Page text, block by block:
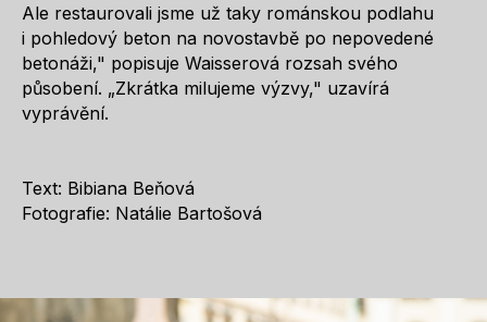
Ale restaurovali jsme už taky románskou podlahu
i pohledový beton na novostavbě po nepovedené
betonáži," popisuje Waisserová rozsah svého
působení. „Zkrátka milujeme výzvy," uzavírá
vyprávění.
Text: Bibiana Beňová
Fotografie: Natálie Bartošová